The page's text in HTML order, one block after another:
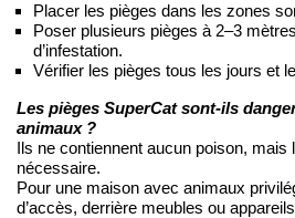
Placer les pièges dans les zones
Poser plusieurs pièges à 2–3
d’infestation.
Vérifier les pièges tous les jours et
Les pièges SuperCat sont-ils
animaux ?
Ils ne contiennent aucun poison,
nécessaire.
Pour une maison avec animaux
d’accès, derrière meubles ou